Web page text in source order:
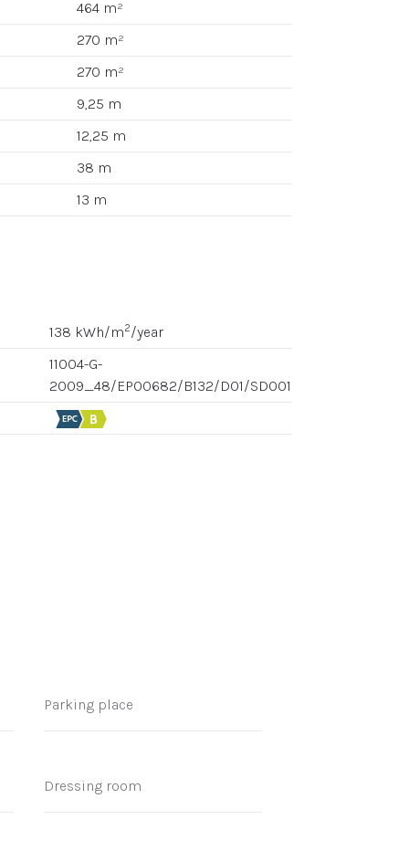
464 m²
270 m²
270 m²
9,25 m
12,25 m
38 m
13 m
138 kWh/m2/year
11004-G-
2009_48/EP00682/B132/D01/SD001
Parking place
Dressing room